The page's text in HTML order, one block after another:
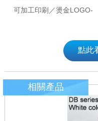
可加工印刷／燙金LOGO-
點此
相關產品